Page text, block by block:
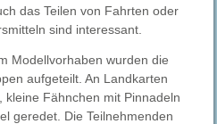
das Teilen von Fahrten oder
sind interessant.
Modellvorhaben wurden die
aufgeteilt. An Landkarten
Fähnchen mit Pinnadeln
geredet. Die Teilnehmenden